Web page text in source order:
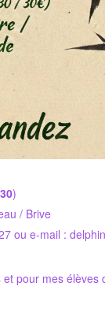
)
/ Brive
ou e-mail :
pour mes élèves